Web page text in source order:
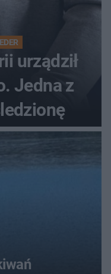
urządził
Jedna z